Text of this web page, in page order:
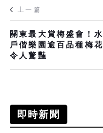
上一篇
關東最大賞梅盛會！水
戶偕樂園逾百品種梅花
令人驚豔
即時新聞